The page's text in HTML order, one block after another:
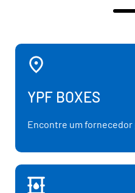
YPF BOXES
Encontre um fornecedor